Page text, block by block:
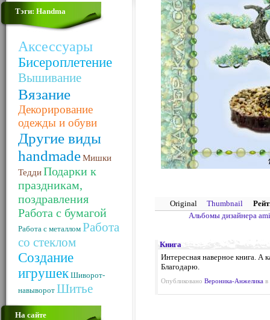
Тэги: Handma
Аксессуары
Бисероплетение
Вышивание
Вязание
Декорирование
одежды и обуви
Другие виды
handmadeМишки
ТеддиПодарки к
праздникам,
поздравления
Работа с бумагой
Работа с металлом Работа
со стеклом
Создание
игрушек Шиворот-
навыворот Шитье
На сайте
Original Thumbnail
Альбомы дизайнера
Книга
Интересная наверное книга. А
Благодарю.
Опубликовано Вероника-Анжелика в